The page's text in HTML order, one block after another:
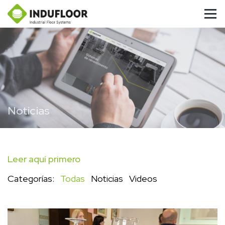
Noticias
Leer aquí primero
Categorías:
Todas Noticias Videos